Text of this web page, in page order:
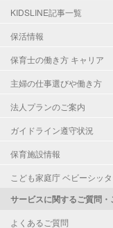
KIDSLINE記事一覧
保活情報
保育士の働き方 キャリア
主婦の仕事選びや働き方
法人プランのご案内
ガイドライン遵守状況
保育施設情報
こども家庭庁 ベビーシッ
サービスに関するご質問・
よくあるご質問